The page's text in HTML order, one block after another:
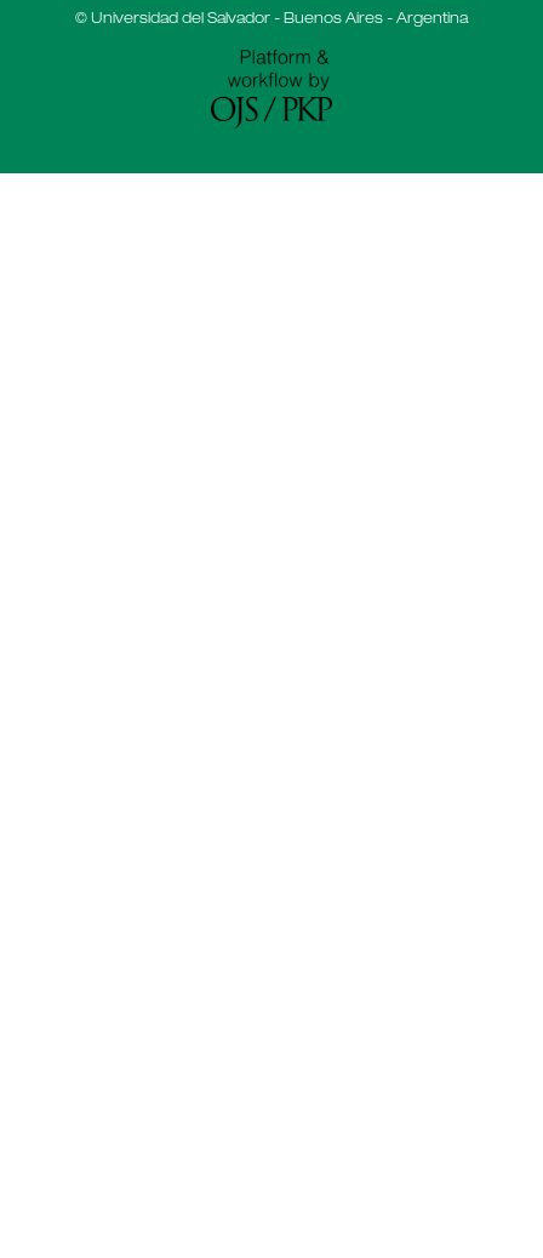
© Universidad del Salvador - Buenos Aires - Argentina